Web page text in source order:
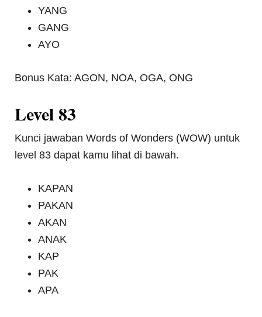
YANG
GANG
AYO
Bonus Kata: AGON, NOA, OGA, ONG
Level 83
Kunci jawaban Words of Wonders (WOW) untuk
level 83 dapat kamu lihat di bawah.
KAPAN
PAKAN
AKAN
ANAK
KAP
PAK
APA